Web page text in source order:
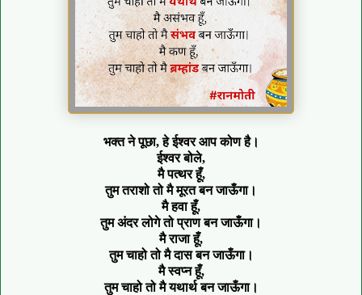
भक्त ने पूछा, हे ईश्वर आप कोण है।
ईश्वर बोले,
मै पत्थर हूँ,
तुम तराशो तो मै मूरत बन जाऊँगा।
मै हवा हूँ,
तुम अंदर लोगे तो प्राण बन जाऊँगा।
मै राजा हूँ,
तुम चाहो तो मै दास बन जाऊँगा।
मै स्वप्न हूँ,
तुम चाहो तो मै यथार्थ बन जाऊँगा।